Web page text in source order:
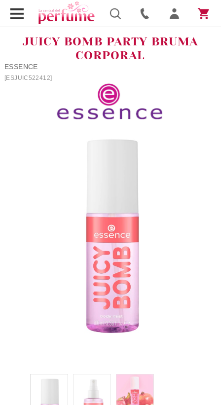
JUICY BOMB PARTY BRUMA
CORPORAL
ESSENCE
[ESJUIC522412]